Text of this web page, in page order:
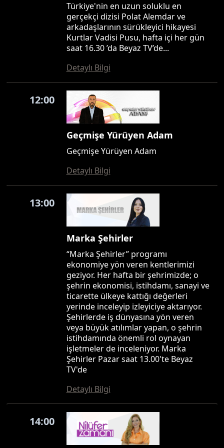
Türkiye'nin en uzun soluklu en
gerçekçi dizisi Polat Alemdar ve
arkadaşlarının sürükleyici hikayesi
Kurtlar Vadisi Pusu, hafta içi her gün
saat 16.30 ’da Beyaz TV’de...
Detaylı Bilgi
12:00
Geçmişe Yürüyen Adam
Geçmişe Yürüyen Adam
Detaylı Bilgi
13:00
Marka Şehirler
“Marka Şehirler” programı
ekonomiye yön veren kentlerimizi
geziyor. Her hafta bir şehrimizde; o
şehrin ekonomisi, istihdamı, sanayi ve
ticarette ülkeye kattığı değerleri
yerinde inceleyip izleyiciye aktarıyor.
Şehirlerde iş dünyasına yön veren
veya büyük atılımlar yapan, o şehrin
istihdamında önemli rol oynayan
işletmeler de inceleniyor. Marka
Şehirler Pazar saat 13.00'te Beyaz
TV'de
Detaylı Bilgi
14:00